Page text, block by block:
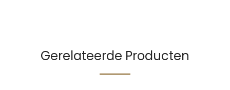
Gerelateerde Producten